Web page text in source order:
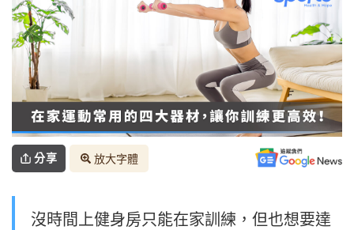
分享 放大字體
沒時間上健身房只能在家訓練，但也想要達